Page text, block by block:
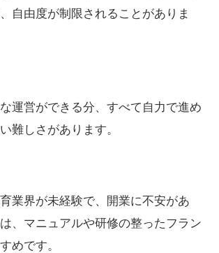
自由度が制限されることがありま
運営ができる分、すべて自力で進め
難しさがあります。
業界が未経験で、開業に不安があ
、マニュアルや研修の整ったフラン
めです。